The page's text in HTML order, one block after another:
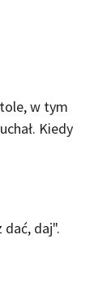
w tym
Kiedy
dać, daj".